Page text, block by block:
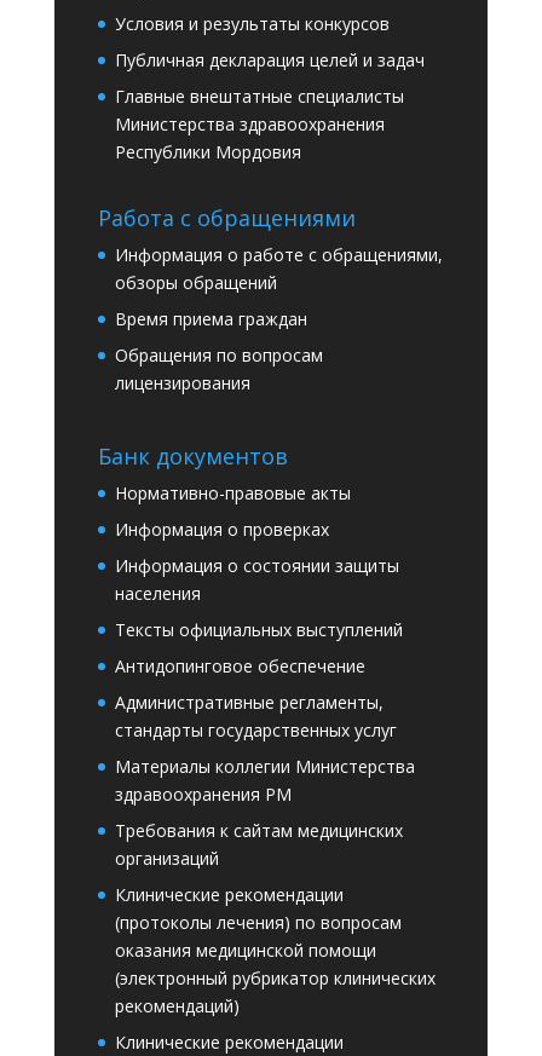
Условия и результаты конкурсов
Публичная декларация целей и задач
Главные внештатные специалисты
Министерства здравоохранения
Республики Мордовия
Работа с обращениями
Информация о работе с обращениями,
обзоры обращений
Время приема граждан
Обращения по вопросам
лицензирования
Банк документов
Нормативно-правовые акты
Информация о проверках
Информация о состоянии защиты
населения
Тексты официальных выступлений
Антидопинговое обеспечение
Административные регламенты,
стандарты государственных услуг
Материалы коллегии Министерства
здравоохранения РМ
Требования к сайтам медицинских
организаций
Клинические рекомендации
(протоколы лечения) по вопросам
оказания медицинской помощи
(электронный рубрикатор клинических
рекомендаций)
Клинические рекомендации